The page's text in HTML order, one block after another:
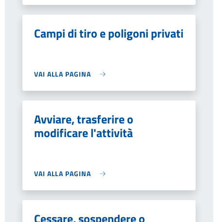
Campi di tiro e poligoni privati
VAI ALLA PAGINA
Avviare, trasferire o
modificare l'attività
VAI ALLA PAGINA